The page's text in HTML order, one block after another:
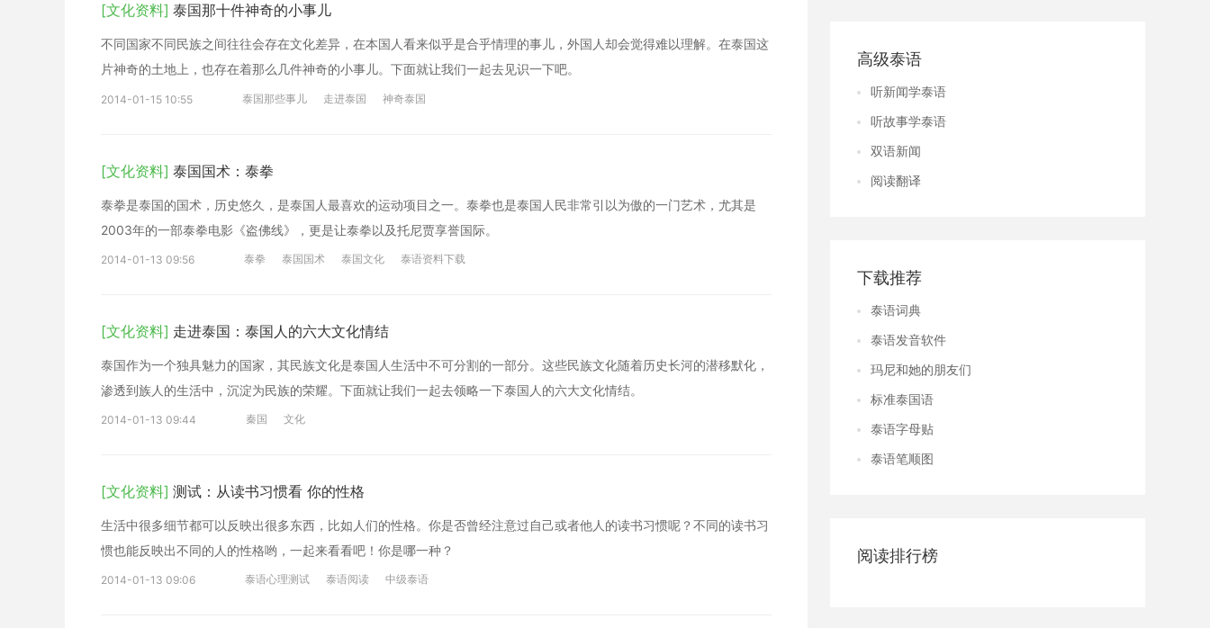
[文化资料] 泰国那十件神奇的小事儿
不同国家不同民族之间往往会存在文化差异，在本国人看来似乎是合乎情理的事儿，外国人却会觉得难以理解。在泰国这
片神奇的土地上，也存在着那么几件神奇的小事儿。下面就让我们一起去见识一下吧。
2014-01-15 10:55 泰国那些事儿 走进泰国 神奇泰国
[文化资料] 泰国国术：泰拳
泰拳是泰国的国术，历史悠久，是泰国人最喜欢的运动项目之一。泰拳也是泰国人民非常引以为傲的一门艺术，尤其是
2003年的一部泰拳电影《盗佛线》，更是让泰拳以及托尼贾享誉国际。
2014-01-13 09:56 泰拳 泰国国术 泰国文化 泰语资料下载
[文化资料] 走进泰国：泰国人的六大文化情结
泰国作为一个独具魅力的国家，其民族文化是泰国人生活中不可分割的一部分。这些民族文化随着历史长河的潜移默化，
渗透到族人的生活中，沉淀为民族的荣耀。下面就让我们一起去领略一下泰国人的六大文化情结。
2014-01-13 09:44 秦国 文化
[文化资料] 测试：从读书习惯看 你的性格
生活中很多细节都可以反映出很多东西，比如人们的性格。你是否曾经注意过自己或者他人的读书习惯呢？不同的读书习
惯也能反映出不同的人的性格哟，一起来看看吧！你是哪一种？
2014-01-13 09:06 泰语心理测试 泰语阅读 中级泰语
高级泰语
听新闻学泰语
听故事学泰语
双语新闻
阅读翻译
下载推荐
泰语词典
泰语发音软件
玛尼和她的朋友们
标准泰国语
泰语字母贴
泰语笔顺图
阅读排行榜